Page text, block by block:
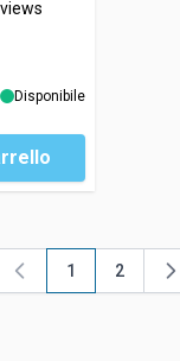
Disponibile
Attualmente
1
Pagina
2